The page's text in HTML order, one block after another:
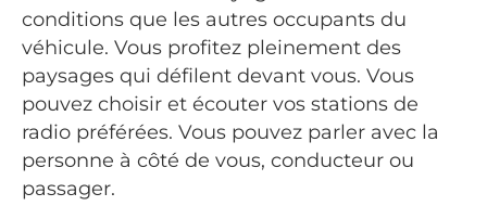
conditions que les autres occupants du
véhicule. Vous profitez pleinement des
paysages qui défilent devant vous. Vous
pouvez choisir et écouter vos stations de
radio préférées. Vous pouvez parler avec la
personne à côté de vous, conducteur ou
passager.